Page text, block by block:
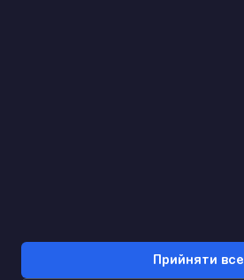
Прийняти все